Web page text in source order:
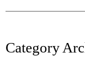
Category